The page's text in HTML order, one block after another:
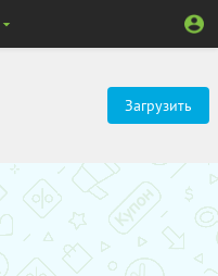
Загрузить